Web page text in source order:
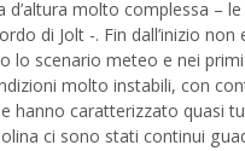
d’altura molto complessa –
di Jolt -. Fin dall’inizio non
lo scenario meteo e nei
molto instabili, con
hanno caratterizzato quasi
ci sono stati continui